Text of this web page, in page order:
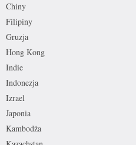
Chiny
Filipiny
Gruzja
Hong Kong
Indie
Indonezja
Izrael
Japonia
Kambodża